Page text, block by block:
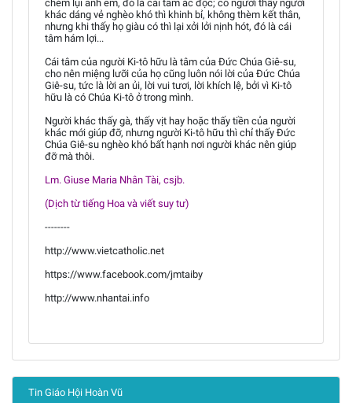
chém lụi anh em, đó là cái tâm ác độc; có người thấy người
khác dáng vẻ nghèo khó thì khinh bỉ, không thèm kết thân,
nhưng khi thấy họ giàu có thì lại xởi lởi nịnh hót, đó là cái
tâm hám lợi...
Cái tâm của người Ki-tô hữu là tâm của Đức Chúa Giê-su,
cho nên miệng lưỡi của họ cũng luôn nói lời của Đức Chúa
Giê-su, tức là lời an ủi, lời vui tươi, lời khích lệ, bởi vì Ki-tô
hữu là có Chúa Ki-tô ở trong mình.
Người khác thấy gà, thấy vịt hay hoặc thấy tiền của người
khác mới giúp đỡ, nhưng người Ki-tô hữu thì chỉ thấy Đức
Chúa Giê-su nghèo khó bất hạnh nơi người khác nên giúp
đỡ mà thôi.
Lm. Giuse Maria Nhân Tài, csjb.
(Dịch từ tiếng Hoa và viết suy tư)
--------
http://www.vietcatholic.net
https://www.facebook.com/jmtaiby
http://www.nhantai.info
Tin Giáo Hội Hoàn Vũ